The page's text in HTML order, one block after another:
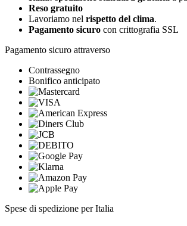
Reso gratuito
Lavoriamo nel rispetto del clima.
Pagamento sicuro con crittografia SSL
Pagamento sicuro attraverso
Contrassegno
Bonifico anticipato
Spese di spedizione per Italia